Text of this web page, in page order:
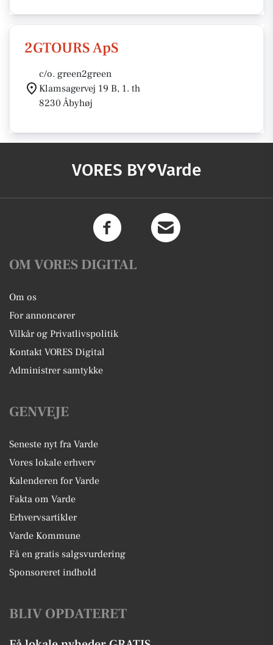
2GTOURS ApS
c/o. green2green
Klamsagervej 19 B, 1. th
8230 Åbyhøj
VORES BY Varde
OM VORES DIGITAL
Om os
For annoncører
Vilkår og Privatlivspolitik
Kontakt VORES Digital
Administrer samtykke
GENVEJE
Seneste nyt fra Varde
Vores lokale erhverv
Kalenderen for Varde
Fakta om Varde
Erhvervsartikler
Varde Kommune
Få en gratis salgsvurdering
Sponsoreret indhold
BLIV OPDATERET